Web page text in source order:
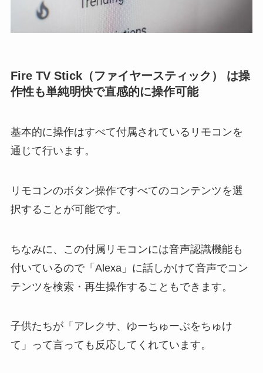
Fire TV Stick（ファイヤースティック） は操
作性も単純明快で直感的に操作可能
基本的に操作はすべて付属されているリモコンを
通じて行います。
リモコンのボタン操作ですべてのコンテンツを選
択することが可能です。
ちなみに、この付属リモコンには音声認識機能も
付いているので「Alexa」に話しかけて音声でコン
テンツを検索・再生操作することもできます。
子供たちが「アレクサ、ゆーちゅーぶをちゅけ
て」って言っても反応してくれています。